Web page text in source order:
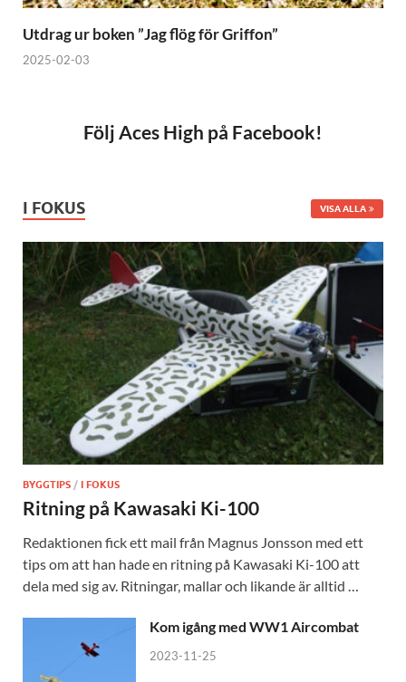
Utdrag ur boken ”Jag flög för Griffon”
2025-02-03
Följ Aces High på Facebook!
I FOKUS VISA ALLA
BYGGTIPS / I FOKUS
Ritning på Kawasaki Ki-100
Redaktionen fick ett mail från Magnus Jonsson med ett
tips om att han hade en ritning på Kawasaki Ki-100 att
dela med sig av. Ritningar, mallar och likande är alltid …
Kom igång med WW1 Aircombat
2023-11-25